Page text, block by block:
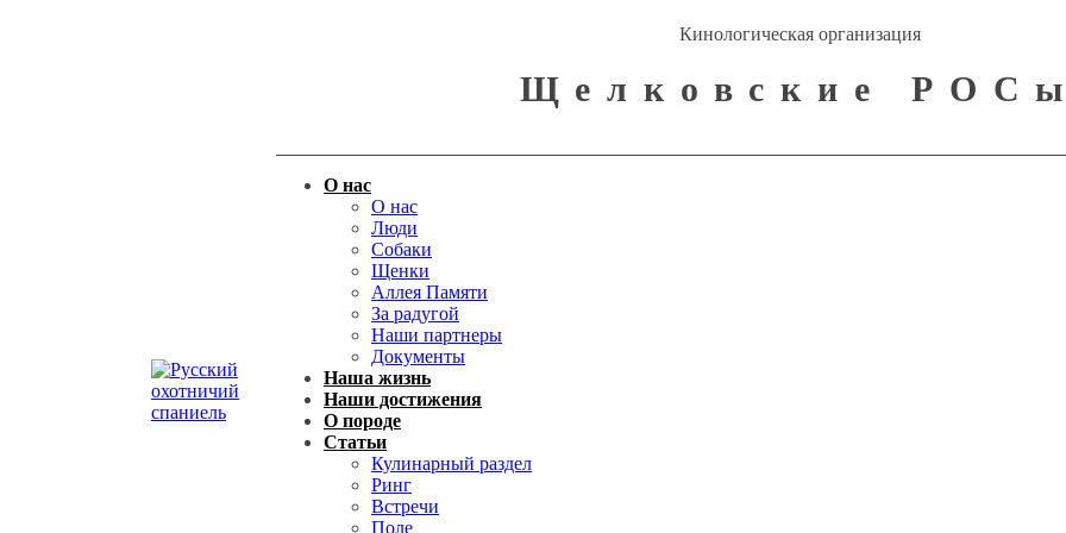
Кинологическая организация
Щелковские
О нас
О нас
Люди
Собаки
Щенки
Аллея Памяти
За радугой
Наши партнеры
Документы
Наша жизнь
Наши достижения
О породе
Статьи
Кулинарный раздел
Ринг
Встречи
Поле